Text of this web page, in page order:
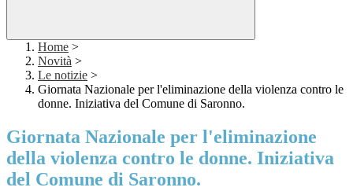
Home >
Novità >
Le notizie >
Giornata Nazionale per l'eliminazione della violenza contro le
donne. Iniziativa del Comune di Saronno.
Giornata Nazionale per l'eliminazione
della violenza contro le donne. Iniziativa
del Comune di Saronno.